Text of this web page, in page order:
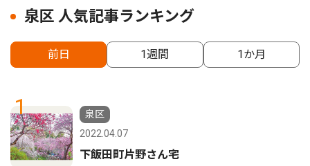
泉区 人気記事ランキング
前日 1週間 1か月
1
泉区
2022.04.07
下飯田町片野さん宅